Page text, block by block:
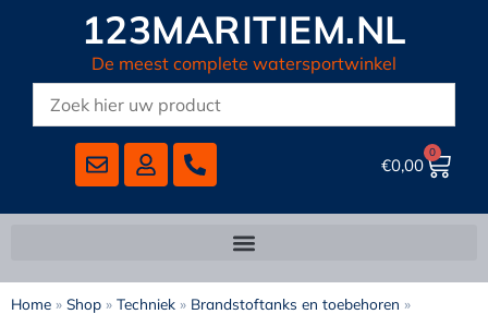
123MARITIEM.NL
De meest complete watersportwinkel
€0,00
0
Home » Shop » Techniek » Brandstoftanks en toebehoren »